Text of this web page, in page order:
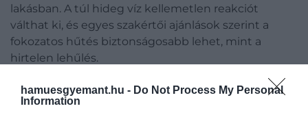
hamuesgyemant.hu - Do Not Process My Personal
Information
lakásban. A túl hideg víz kellemetlen reakciót
válthat ki, és egyes szakértői ajánlások szerint a
fokozatos hűtés biztonságosabb lehet, mint a
hirtelen lehűlés.
A zuhanynak nem kell hosszúnak lennie.
Hőségben sokszor már egy rövid, néhány perces